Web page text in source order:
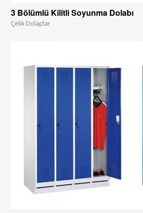
3 Bölümlü Kilitli Soyunma Dolabı
Çelik Dolaplar